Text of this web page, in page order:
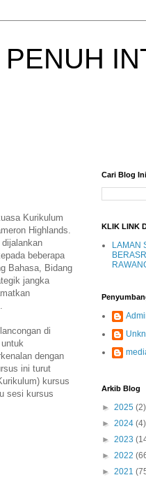
Kurikulum
Highlands.
beberapa
Bahasa, Bidang
jangka
di
dengan
ini turut
kursus
sesi kursus
Cari Blog Ini
KLIK LINK
LAMAN
Arkib Blog
► 2025 (2)
► 2024 (4)
► 2023
► 2022
► 2021